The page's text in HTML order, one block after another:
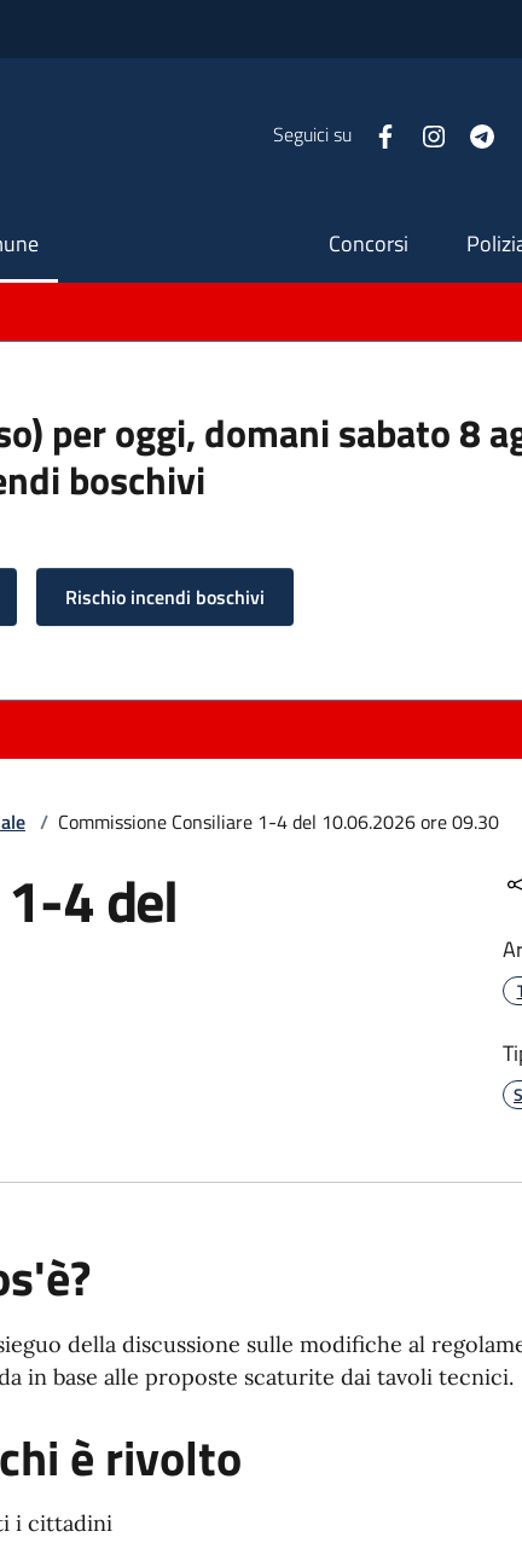
Seguici su Facebook
Secondaria
Concorsi
per oggi, domani sabato 8
boschivi
Rischio incendi boschivi
/ Commissione Consiliare 1-4 del 10.06.2026 ore 09.30
4 del
della discussione sulle modifiche al
in base alle proposte scaturite dai tavoli tecnici.
è rivolto
i cittadini